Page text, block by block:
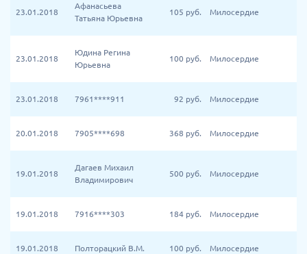
23.01.2018
Афанасьева
Татьяна Юрьевна
105 руб. Милосердие
23.01.2018
Юдина Регина
Юрьевна
100 руб. Милосердие
23.01.2018 7961****911 92 руб. Милосердие
20.01.2018 7905****698 368 руб. Милосердие
19.01.2018
Дагаев Михаил
Владимирович
500 руб. Милосердие
19.01.2018 7916****303 184 руб. Милосердие
19.01.2018 Полторацкий В.М. 100 руб. Милосердие